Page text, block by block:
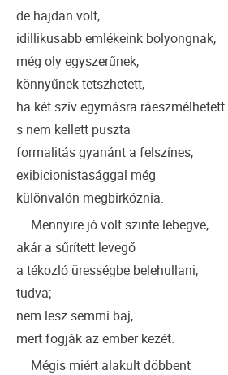
de hajdan volt,
idillikusabb emlékeink bolyongnak,
még oly egyszerűnek,
könnyűnek tetszhetett,
ha két szív egymásra ráeszmélhetett
s nem kellett puszta
formalitás gyanánt a felszínes,
exibicionistasággal még
különvalón megbirkóznia.
Mennyire jó volt szinte lebegve,
akár a sűrített levegő
a tékozló ürességbe belehullani,
tudva;
nem lesz semmi baj,
mert fogják az ember kezét.
Mégis miért alakult döbbent